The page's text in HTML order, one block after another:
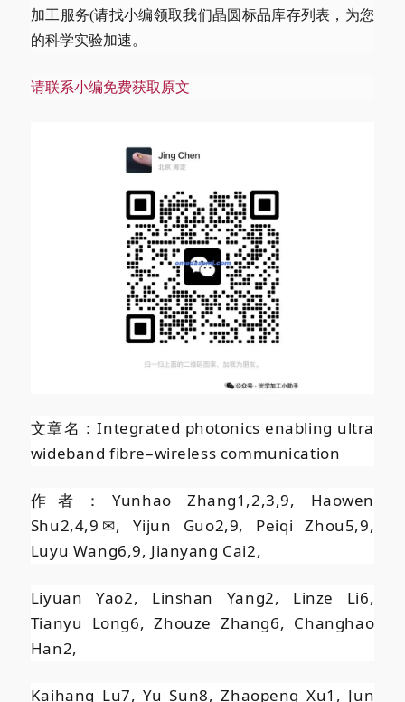
加工服务(请找小编领取我们晶圆标品库存列表，为您
的科学实验加速。
请联系小编免费获取原文
文章名：Integrated photonics enabling ultra
wideband fibre–wireless communication
作者：Yunhao Zhang1,2,3,9, Haowen
Shu2,4,9 ✉, Yijun Guo2,9, Peiqi Zhou5,9,
Luyu Wang6,9, Jianyang Cai2,
Liyuan Yao2, Linshan Yang2, Linze Li6,
Tianyu Long6, Zhouze Zhang6, Changhao
Han2,
Kaihang Lu7, Yu Sun8, Zhaopeng Xu1 , Jun